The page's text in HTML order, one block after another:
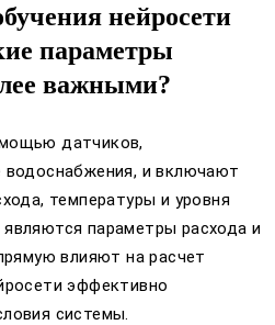
нейросети
параметры
важными?
датчиков,
водоснабжения, и включают
температуры и уровня
параметры расхода и
влияют на расчет
эффективно
системы.